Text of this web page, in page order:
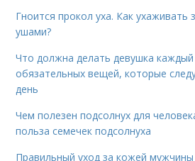
Гноится прокол уха. Как ухаживать
ушами?
Что должна делать девушка каждый
обязательных вещей, которые
день
Чем полезен подсолнух для
польза семечек подсолнуха
Правильный уход за кожей